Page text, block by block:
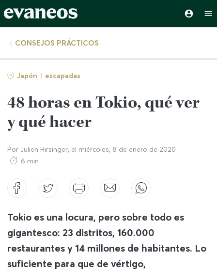
CONSEJOS PRÁCTICOS
Japón escapadas
48 horas en Tokio, qué ver
y qué hacer
Por Julien Hirsinger, el miércoles, 8 de enero de 2020
6 min
Tokio es una locura, pero sobre todo es
gigantesco: 23 distritos, 160.000
restaurantes y 14 millones de habitantes. Lo
suficiente para que de vértigo,